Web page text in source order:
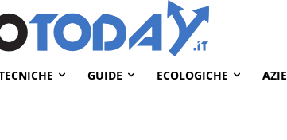
GUIDE ECOLOGICHE